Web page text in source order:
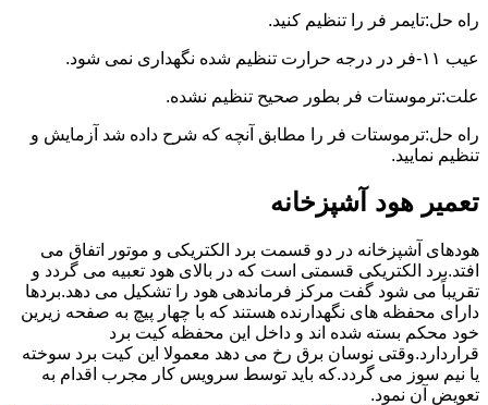
راه حل:تایمر فر را تنظیم کنید.
عیب ۱۱-فر در درجه حرارت تنظیم شده نگهداری نمی شود.
علت:ترموستات فر بطور صحیح تنظیم نشده.
راه حل:ترموستات فر را مطابق آنچه که شرح داده شد آزمایش و
تنظیم نمایید.
تعمیر هود آشپزخانه
هودهای آشپزخانه در دو قسمت برد الکتریکی و موتور اتفاق می
افتد.برد الکتریکی قسمتی است که در بالای هود تعبیه می گردد و
تقریباً می شود گفت مرکز فرماندهی هود را تشکیل می دهد.بردها
دارای محفظه های نگهدارنده هستند که با چهار پیچ به صفحه زیرین
خود محکم بسته شده اند و داخل این محفظه کیت برد
قراردارد.وقتی نوسان برق رخ می دهد معمولا این کیت برد سوخته
یا نیم سوز می گردد.که باید توسط سرویس کار مجرب اقدام به
تعویض آن نمود.